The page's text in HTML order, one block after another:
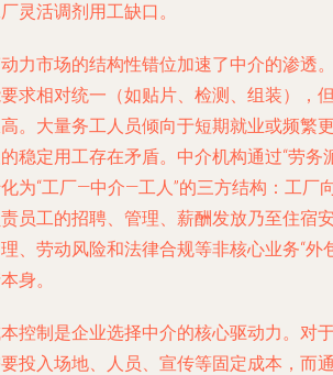
灵活调剂用工缺口。
力市场的结构性错位加速了中介的渗透
求相对统一（如贴片、检测、组装），
。大量务工人员倾向于短期就业或频繁
稳定用工存在矛盾。中介机构通过“劳务
为“工厂—中介—工人”的三方结构：工厂
员工的招聘、管理、薪酬发放乃至住宿
、劳动风险和法律合规等非核心业务“外
身。
控制是企业选择中介的核心驱动力。对
投入场地、人员、宣传等固定成本，而